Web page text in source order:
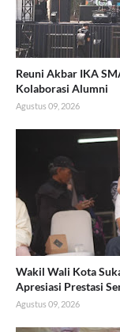
Reuni Akbar IKA
Kolaborasi Alumni
Agustus 09, 2026
Wakil Wali Kota
Apresiasi Prestasi
Agustus 09, 2026